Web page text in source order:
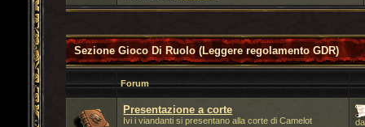
Sezione Gioco Di Ruolo (Leggere regolamento GDR)
Forum
Presentazione a corte
Ivi i viandanti si presentano alla corte di Camelot